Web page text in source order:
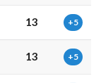
13 +5
13 +5